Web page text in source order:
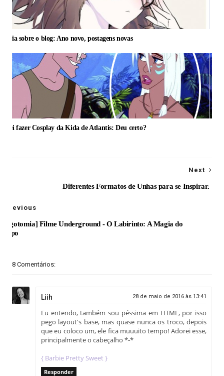
sobre o blog: Ano novo, postagens novas
fazer Cosplay da Kida de Atlantis: Deu certo?
Next
Diferentes Formatos de Unhas para se Inspirar.
Previous
Filme Underground - O Labirinto: A Magia do
8 Comentários:
Liih 28 de maio de 2016 às 13:41
Eu entendo, também sou péssima em HTML, por isso
pego layout's base, mas quase nunca os troco, depois
que eu coloco um, ele fica muuuito tempo! Adorei esse,
principalmente o cabeçalho *-*
{ Barbie Pretty Sweet }
Responder